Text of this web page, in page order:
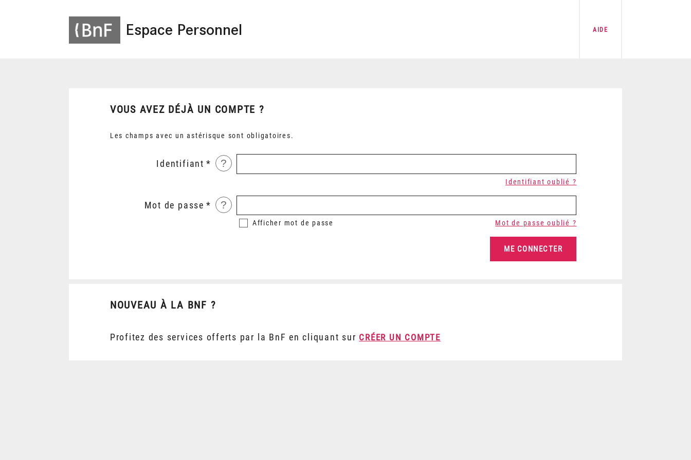
Espace Personnel AIDE
VOUS AVEZ DÉJÀ UN COMPTE ?
Les champs avec un astérisque sont obligatoires.
Identifiant ?
Identifiant oublié ?
Mot de passe ?
Afficher mot de passe Mot de passe oublié ?
NOUVEAU À LA BNF ?
Profitez des services offerts par la BnF en cliquant sur CRÉER UN COMPTE